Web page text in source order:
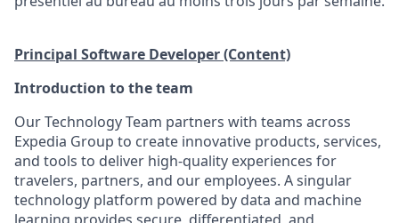
Principal Software Developer (Content)
Introduction to the team
Our Technology Team partners with teams across
Expedia Group to create innovative products, services,
and tools to deliver high-quality experiences for
travelers, partners, and our employees. A singular
technology platform powered by data and machine